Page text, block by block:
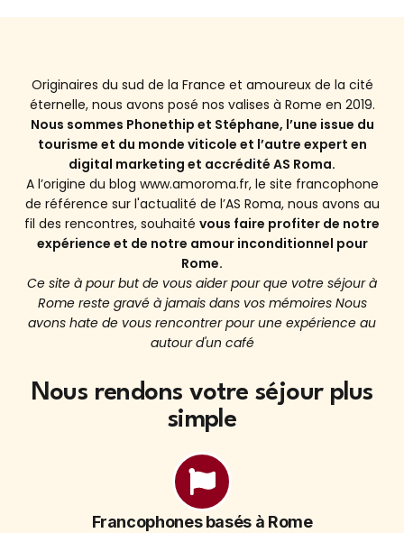
Originaires du sud de la France et amoureux de la cité
éternelle, nous avons posé nos valises à Rome en 2019.
Nous sommes Phonethip et Stéphane, l’une issue du
tourisme et du monde viticole et l’autre expert en
digital marketing et accrédité AS Roma.
A l’origine du blog www.amoroma.fr, le site francophone
de référence sur l'actualité de l’AS Roma, nous avons au
fil des rencontres, souhaité vous faire profiter de notre
expérience et de notre amour inconditionnel pour
Rome.
Ce site à pour but de vous aider pour que votre séjour à
Rome reste gravé à jamais dans vos mémoires Nous
avons hate de vous rencontrer pour une expérience au
autour d'un café
Nous rendons votre séjour plus
simple
Francophones basés à Rome